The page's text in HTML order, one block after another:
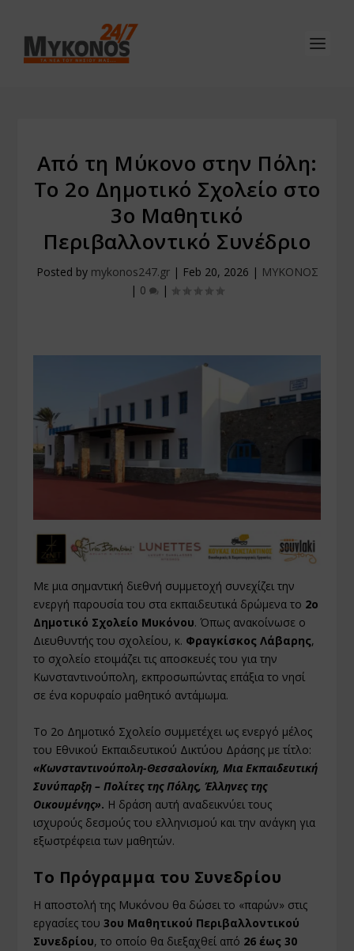
Από τη Μύκονο στην Πόλη:
Το 2ο Δημοτικό Σχολείο στο
3ο Μαθητικό
Περιβαλλοντικό Συνέδριο
Posted by mykonos247.gr| Feb 20, 2026 | ΜΥΚΟΝΟΣ
| 0 |
Με μια σημαντική διεθνή συμμετοχή συνεχίζει την
ενεργή παρουσία του στα εκπαιδευτικά δρώμενα το 2ο
Δημοτικό Σχολείο Μυκόνου. Όπως ανακοίνωσε ο
Διευθυντής του σχολείου, κ. Φραγκίσκος Λάβαρης,
το σχολείο ετοιμάζει τις αποσκευές του για την
Κωνσταντινούπολη, εκπροσωπώντας επάξια το νησί
σε ένα κορυφαίο μαθητικό αντάμωμα.
Το 2ο Δημοτικό Σχολείο συμμετέχει ως ενεργό μέλος
του Εθνικού Εκπαιδευτικού Δικτύου Δράσης με τίτλο:
«Κωνσταντινούπολη-Θεσσαλονίκη, Μια Εκπαιδευτική
Συνύπαρξη – Πολίτες της Πόλης, Έλληνες της
Οικουμένης». Η δράση αυτή αναδεικνύει τους
ισχυρούς δεσμούς του ελληνισμού και την ανάγκη για
εξωστρέφεια των μαθητών.
Το Πρόγραμμα του Συνεδρίου
Η αποστολή της Μυκόνου θα δώσει το «παρών» στις
εργασίες του3ου Μαθητικού Περιβαλλοντικού
Συνεδρίου, το οποίο θα διεξαχθεί από 26 έως 30